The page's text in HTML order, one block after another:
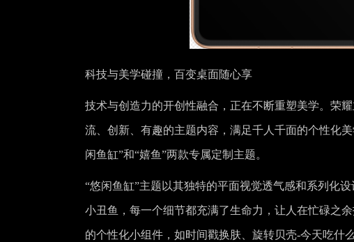
科技与美学碰撞，百变桌面随心享
技术与创造力的开创性融合，正在不断重塑美学。荣
流、创新、有趣的主题内容，满足千人千面的个性化
闲鱼缸”和“嬉鱼”两款专属定制主题。
“悠闲鱼缸”主题以其独特的平面视觉透气感和系列化
小丑鱼，每一个细节都充满了生命力，让人在忙碌之
的个性化小组件，如时间戳换肤、旋转贝壳-今天吃什